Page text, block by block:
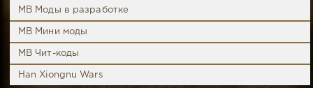
MB Моды в разработке
MB Мини моды
MB Чит-коды
Han Xiongnu Wars